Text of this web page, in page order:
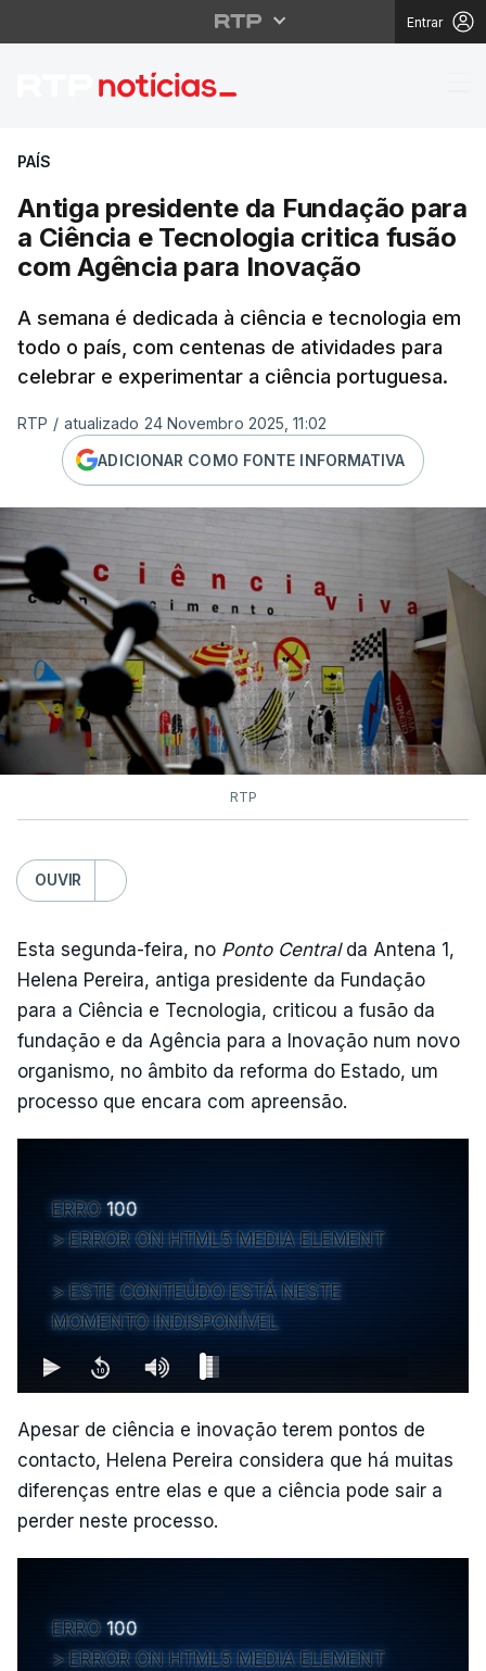
Entrar
Antiga presidente da
PAÍS
Antiga presidente da Fundação para
a Ciência e Tecnologia critica fusão
com Agência para Inovação
A semana é dedicada à ciência e tecnologia em
todo o país, com centenas de atividades para
celebrar e experimentar a ciência portuguesa.
RTP / atualizado 24 Novembro 2025, 11:02
ADICIONAR COMO FONTE INFORMATIVA
RTP
OUVIR
Esta segunda-feira, no Ponto Centralda Antena 1,
Helena Pereira, antiga presidente da Fundação
para a Ciência e Tecnologia, criticou a fusão da
fundação e da Agência para a Inovação num novo
organismo, no âmbito da reforma do Estado, um
processo que encara com apreensão.
ERRO 100
ERROR ON HTML5 MEDIA ELEMENT
ESTE CONTEÚDO ESTÁ NESTE
MOMENTO INDISPONÍVEL
Apesar de ciência e inovação terem pontos de
contacto, Helena Pereira considera que há muitas
diferenças entre elas e que a ciência pode sair a
perder neste processo.
ERRO 100
ERROR ON HTML5 MEDIA ELEMENT